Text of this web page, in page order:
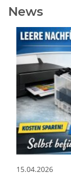
News
15.04.2026